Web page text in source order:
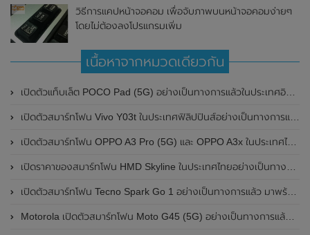
วิธีการแคปหน้าจอคอม เพื่อจับภาพบนหน้าจอคอมง่ายๆ
โดยไม่ต้องลงโปรแกรมเพิ่ม
เนื้อหาจากหมวดเดียวกัน
เปิดตัวแท็บเล็ต POCO Pad (5G) อย่างเป็นทางการแล้วในประเทศอินเดีย มาพร้อมชิปเซ็ต Snapdragon 7s Gen 2 ของ Qualcomm และรองรับเครือข่าย 5G
เปิดตัวสมาร์ทโฟน Vivo Y03t ในประเทศฟิลิปปินส์อย่างเป็นทางการแล้ว มาพร้อมชิปเซ็ต Unisoc T612 , กล้องหลัง ความละเอียด 13MP , แบตเตอรี่ 5,000mAh และหน้าจอแสดงผล LCD / 90Hz
เปิดตัวสมาร์ทโฟน OPPO A3 Pro (5G) และ OPPO A3x ในประเทศไทยอย่างเป็นทางการแล้ว ในราคาเริ่มต้นเพียง 3,999 บาท
เปิดราคาของสมาร์ทโฟน HMD Skyline ในประเทศไทยอย่างเป็นทางการแล้ว ราคา 14,990 บาท
เปิดตัวสมาร์ทโฟน Tecno Spark Go 1 อย่างเป็นทางการแล้ว มาพร้อมหน้าจอแสดงผล LCD / 120Hz , แบตเตอรี่ 5,000mAh และใช้ชิปเซ็ต Unisoc
Motorola เปิดตัวสมาร์ทโฟน Moto G45 (5G) อย่างเป็นทางการแล้วในอินเดีย